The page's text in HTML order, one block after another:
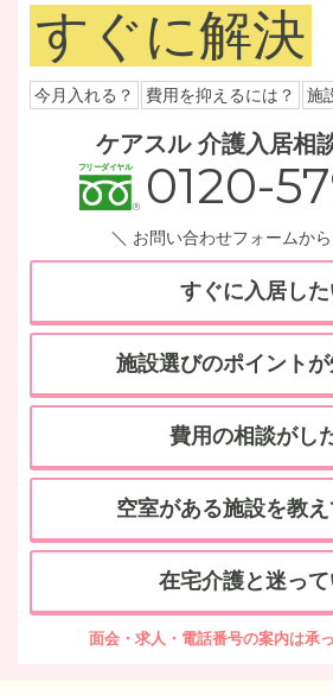
すぐに解決
今月入れる？ 費用を抑えるには？ 施
ケアスル 介護入居相
0120-
お問い合わせフォームか
すぐに入居し
施設選びのポイント
費用の相談がし
空室がある施設を教
在宅介護と迷っ
面会・求人・電話番号の案内は承